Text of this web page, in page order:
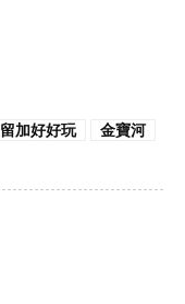
留加好好玩 金寶河